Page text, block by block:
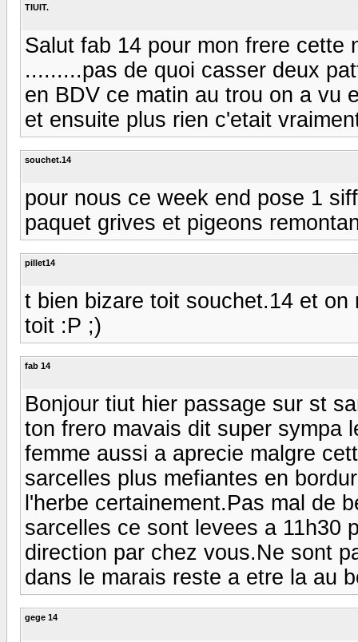
TIUIT.
Salut fab 14 pour mon frere cette
.........pas de quoi casser deux
en BDV ce matin au trou on a vu
et ensuite plus rien c'etait
souchet.14
pour nous ce week end pose 1
paquet grives et pigeons
pillet14
t bien bizare toit souchet.14 et
toit :P ;)
fab 14
Bonjour tiut hier passage sur st
ton frero mavais dit super sympa
femme aussi a aprecie malgre
sarcelles plus mefiantes en
l'herbe certainement.Pas mal de
sarcelles ce sont levees a 11h30
direction par chez vous.Ne sont
dans le marais reste a etre la au
gege 14